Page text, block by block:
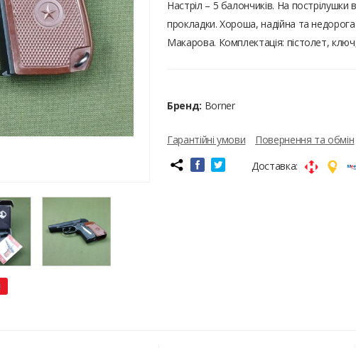
Настріл – 5 балончиків. На
прокладки. Хороша, надійна та
Макарова. Комплектація: пістолет,
Бренд: Borner
Гарантійні умови Повернення та обмін
Доставка: